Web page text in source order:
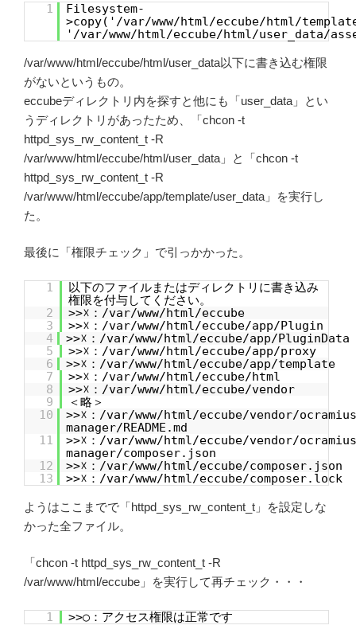
1
Filesystem-
>copy('/var/www/html/eccube/html/
'/var/www/html/eccube/html/user_data/
/var/www/html/eccube/html/user_data以下に書き込む権限
がないというもの。
eccubeディレクトリ内を探すと他にも「user_data」とい
うディレクトリがあったため、「chcon -t
httpd_sys_rw_content_t -R
/var/www/html/eccube/html/user_data」と「chcon -t
httpd_sys_rw_content_t -R
/var/www/html/eccube/app/template/user_data」を実行し
た。
最後に「権限チェック」で引っかかった。
1
以下のファイルまたはディレクトリに書き込み
権限を付与してください。
2
>>☓：/var/www/html/eccube
3
>>☓：/var/www/html/eccube/app/Plugin
4
>>☓：/var/www/html/eccube/app/PluginData
5
>>☓：/var/www/html/eccube/app/proxy
6
>>☓：/var/www/html/eccube/app/template
7
>>☓：/var/www/html/eccube/html
8
>>☓：/var/www/html/eccube/vendor
9
＜略＞
10
>>☓：/var/www/html/eccube/vendor/
manager/README.md
11
>>☓：/var/www/html/eccube/vendor/
manager/composer.json
12
>>☓：/var/www/html/eccube/composer.json
13
>>☓：/var/www/html/eccube/composer.lock
ようはここまでで「httpd_sys_rw_content_t」を設定しな
かった全ファイル。
「chcon -t httpd_sys_rw_content_t -R
/var/www/html/eccube」を実行して再チェック・・・
1 >>○：アクセス権限は正常です